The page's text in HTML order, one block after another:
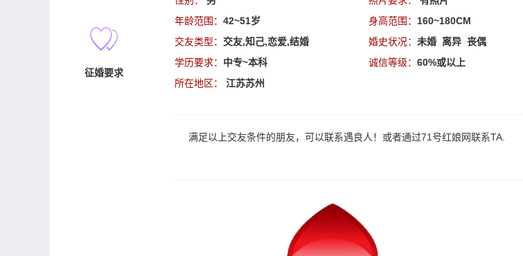
征婚要求
年龄范围： 42~51岁 身高范围： 160~180CM
交友类型： 交友,知己,恋爱,结婚 婚史状况： 未婚 离异 丧偶
学历要求： 中专~本科 诚信等级： 60%或以上
所在地区：
江苏苏州
满足以上交友条件的朋友，可以联系遇良人 ！或者通过71号红娘网联系TA